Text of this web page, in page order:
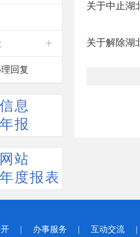
回复
息
报
站
度报表
关于中止湖
关于解除湖
办事服务 互动交流